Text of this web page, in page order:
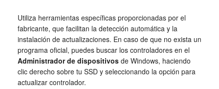
Utiliza herramientas específicas proporcionadas por el
fabricante, que facilitan la detección automática y la
instalación de actualizaciones. En caso de que no exista un
programa oficial, puedes buscar los controladores en el
Administrador de dispositivosde Windows, haciendo
clic derecho sobre tu SSD y seleccionando la opción para
actualizar controlador.